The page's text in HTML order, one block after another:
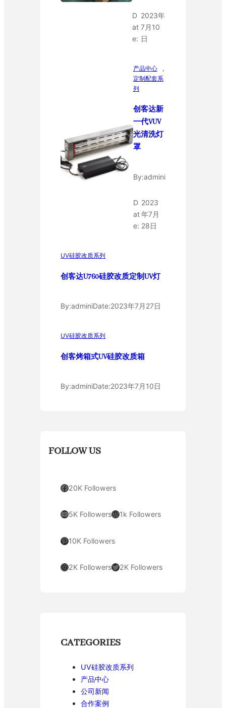
D
at
e:
2023年
7月10
日
产品中心
定制配套系
列
创客达新
一代VUV
光清洗灯
罩
By:admini
D
at
e:
2023
年7月
28日
UV硅胶改质系列
创客达U760硅胶改质定制UV灯
By:adminiDate:2023年7月27日
UV硅胶改质系列
创客烤箱式UV硅胶改质箱
By:adminiDate:2023年7月10日
FOLLOW US
Facebook 20K Followers
YouTube 5K FollowersWordPress 1k Followers
Pinterest 10K Followers
Instagram 2K FollowersTwitter 2K Followers
CATEGORIES
UV硅胶改质系列
产品中心
公司新闻
合作案例